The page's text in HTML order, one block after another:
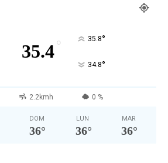
35.4° 35.8°
34.8°
2.2kmh 0 %
DOM
36°
LUN
36°
MAR
36°